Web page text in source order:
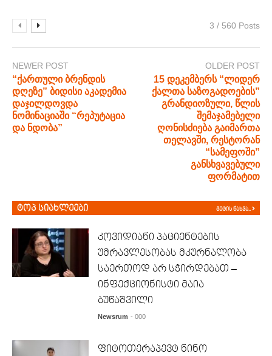
3 / 560 Posts
NEWER POST
“ქართული ბრენდის
დღეზე” ბიდისი აკადემია
დაჯილდოვდა
ნომინაციაში “რეპუტაცია
და ნდობა”
OLDER POST
15 დეკემბერს “ლიდერ
ქალთა საზოგადოების”
გრანდიოზული, წლის
შემაჯამებელი
ღონისძიება გაიმართა
თელავში, რესტორან
“სამეფოში”
განსხვავებული
ფორმატით
ტოპ სიახლეები მეტის ნახვა..
კოვიდიანი პაციენტების
უმრავლესობას მკურნალობა
საერთოდ არ სჭირდებათ –
ინფექციონისტი მაია
ბუწაშვილი
Newsrum - 000
ფიტოთერაპევტ ნინო